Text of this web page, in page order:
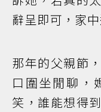
辭呈即可，家
那年的父親節
口圍坐閒聊，
笑，誰能想得